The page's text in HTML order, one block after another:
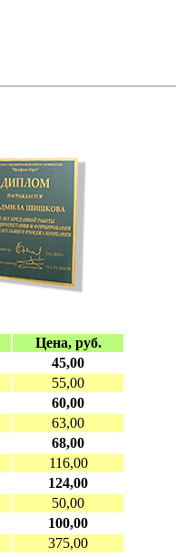
Цена, руб.
45,00
55,00
60,00
63,00
68,00
116,00
124,00
50,00
100,00
375,00